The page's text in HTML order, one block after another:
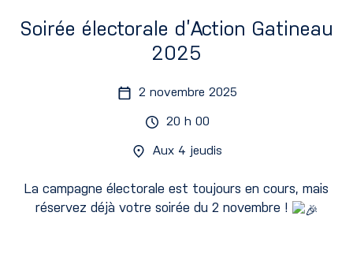
Soirée électorale d’Action Gatineau
2025
2 novembre 2025
20 h 00
Aux 4 jeudis
La campagne électorale est toujours en cours, mais
réservez déjà votre soirée du 2 novembre !